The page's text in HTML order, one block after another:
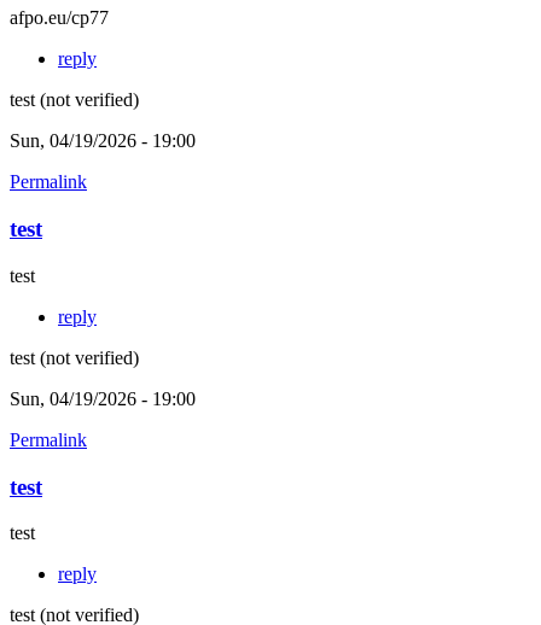
afpo.eu/cp77
reply
test (not verified)
Sun, 04/19/2026 - 19:00
Permalink
test
test
reply
test (not verified)
Sun, 04/19/2026 - 19:00
Permalink
test
test
reply
test (not verified)